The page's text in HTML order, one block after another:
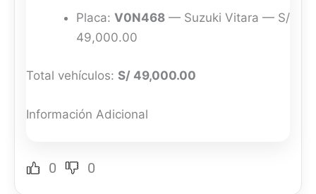
Placa: V0N468 — Suzuki Vitara — S/
49,000.00
Total vehículos: S/ 49,000.00
Información Adicional
0 0